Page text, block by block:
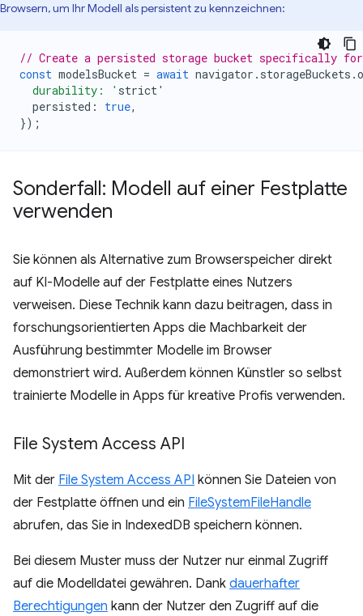
Browsern, um Ihr Modell als persistent zu kennzeichnen:
// Create a persisted storage bucket specifically for
const modelsBucket = await navigator . storageBuckets .
  durability: '
strict'
persisted : true,
});
Sonderfall: Modell auf einer Festplatte
verwenden
Sie können als Alternative zum Browserspeicher direkt
auf KI-Modelle auf der Festplatte eines Nutzers
verweisen. Diese Technik kann dazu beitragen, dass in
forschungsorientierten Apps die Machbarkeit der
Ausführung bestimmter Modelle im Browser
demonstriert wird. Außerdem können Künstler so selbst
trainierte Modelle in Apps für kreative Profis verwenden.
File System Access API
Mit der File System Access API können Sie Dateien von
der Festplatte öffnen und ein FileSystemFileHandle
abrufen, das Sie in IndexedDB speichern können.
Bei diesem Muster muss der Nutzer nur einmal Zugriff
auf die Modelldatei gewähren. Dank dauerhafter
Berechtigungen kann der Nutzer den Zugriff auf die